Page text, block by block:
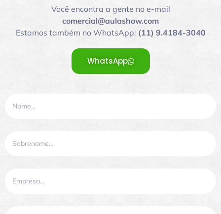
Você encontra a gente no e-mail
comercial@aulashow.com
Estamos também no WhatsApp: (11) 9.4184-3040
WhatsApp